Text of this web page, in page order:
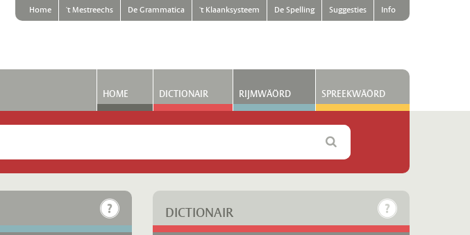
Home 't Mestreechs De Grammatica 't Klaanksysteem De Spelling Suggesties Info
HOME DICTIONAIR RIJMWÄÖRD SPREEKWÄÖRD
DICTIONAIR